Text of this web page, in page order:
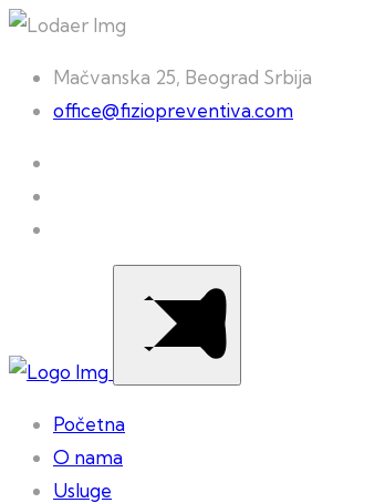
Mačvanska 25, Beograd Srbija
office@fiziopreventiva.com
Početna
O nama
Usluge